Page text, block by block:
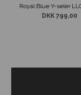
DKK 799,00